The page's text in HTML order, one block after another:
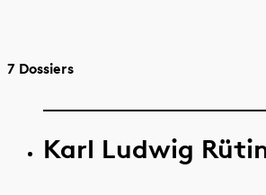
7 Dossiers
Karl Ludwig